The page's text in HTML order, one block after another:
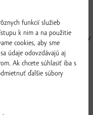
čašu vypĺňa ovocie so
dúšku objavíte sladkasté tóny
rosé 2024pochádza z
plná červených ovocných
modrú určujúce. Tak
v nej príjemné a svieže
funkcií služieb
k nim a na použitie
cookies, aby sme
údaje odovzdávajú aj
Ak chcete súhlasiť iba s
ďalšie súbory